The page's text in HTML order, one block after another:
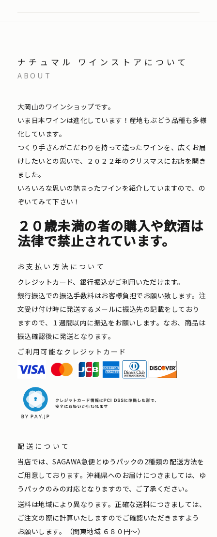
ナチュマル ワインストアについて
ABOUT
大岡山のワインショップです。
いま日本ワインは進化しています！産地もぶどう品種も多様
化しています。
つくり手さんがこだわりを持って造ったワインを、広くお届
けしたいとの思いで、２０２２年のクリスマスにお店を開き
ました。
いろいろな思いの詰まったワインを紹介していますので、の
ぞいてみて下さい！
２０歳未満の者の購入や飲酒は
法律で禁止されています。
お支払い方法について
クレジットカード、銀行振込がご利用いただけます。
銀行振込での振込手数料はお客様負担でお願い致します。注
文受け付け時に発送するメールに振込先の記載をしており
ますので、１週間以内に振込をお願いします。なお、商品は
振込確認後に発送となります。
ご利用可能なクレジットカード
配送について
当店では、SAGAWA急便とゆうパックの2種類の配送方法を
ご用意しております。沖縄県へのお届けにつきましては、ゆ
うパックのみの対応となりますので、ご了承ください。
送料は地域により異なります。正確な送料につきましては、
ご注文の際に計算いたしますのでご確認いただきますよう
お願いします。（関東地域 ６８０円〜）